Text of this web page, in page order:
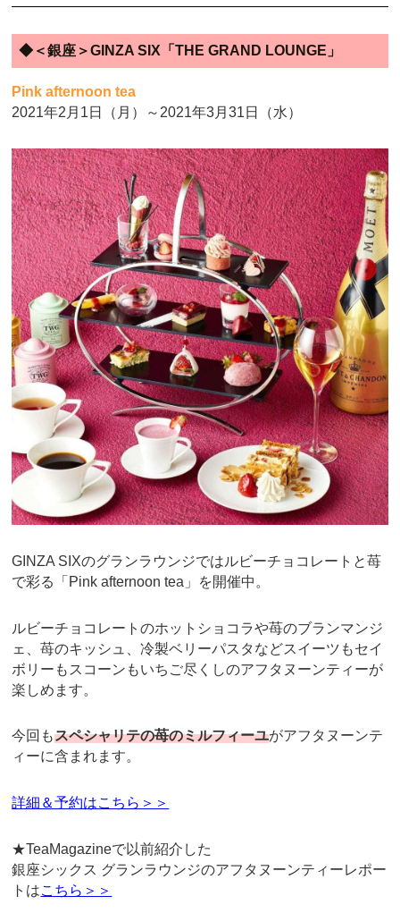
◆＜銀座＞GINZA SIX「THE GRAND LOUNGE」
Pink afternoon tea
2021年2月1日（月）～2021年3月31日（水）
GINZA SIXのグランラウンジではルビーチョコレートと苺
で彩る「Pink afternoon tea」を開催中。
ルビーチョコレートのホットショコラや苺のブランマンジ
ェ、苺のキッシュ、冷製ベリーパスタなどスイーツもセイ
ボリーもスコーンもいちご尽くしのアフタヌーンティーが
楽しめます。
今回もスペシャリテの苺のミルフィーユがアフタヌーンテ
ィーに含まれます。
詳細＆予約はこちら＞＞
★TeaMagazineで以前紹介した
銀座シックス グランラウンジのアフタヌーンティーレポー
トはこちら＞＞